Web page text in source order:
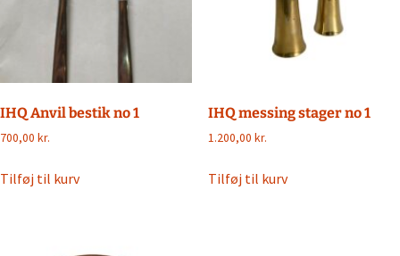
IHQ Anvil bestik no 1
700,00 kr.
Tilføj til kurv
IHQ messing stager no 1
1.200,00 kr.
Tilføj til kurv